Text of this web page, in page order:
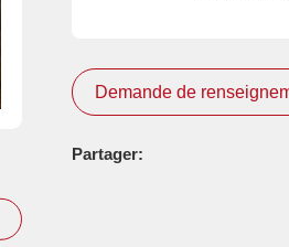
Demande de
Partager: